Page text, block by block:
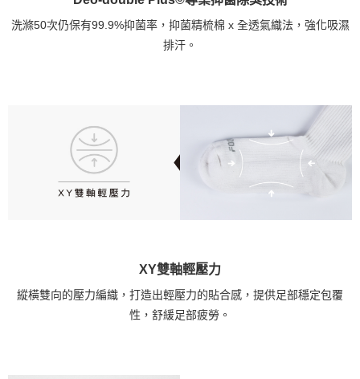
洗滌50次仍保有99.9%抑菌率，抑菌精梳棉 x 全透氣織法，強化吸濕
排汗。
XY雙軸輕壓力
縱橫雙向的壓力編織，打造出輕壓力的貼合感，提供足部穩定包覆
性，舒緩足部疲勞。